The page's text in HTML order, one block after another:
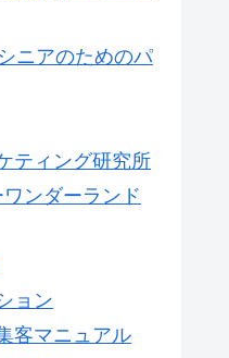
ニアのためのパ
ティング研究所
ンダーランド
ョン
客マニュアル